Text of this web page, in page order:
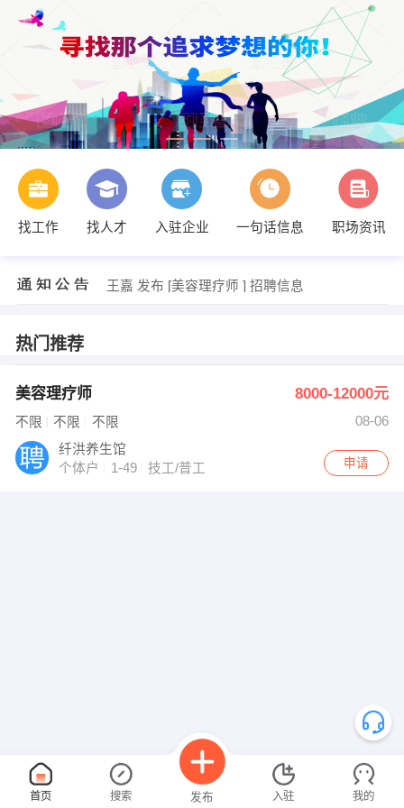
找工作 找人才 入驻企业 一句话信息
职场资讯
王嘉 发布 [美容理疗师 ] 招聘信息
热门推荐
美容理疗师 8000-12000元
不限 不限 不限
08-06
纤洪养生馆
个体户
1-49 技工/普工 申请
首页 搜索 发布 入驻 我的